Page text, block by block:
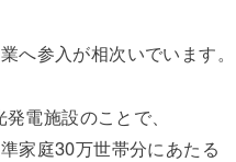
へ参入が相次いでいます。
電施設のことで、
家庭30万世帯分にあたる